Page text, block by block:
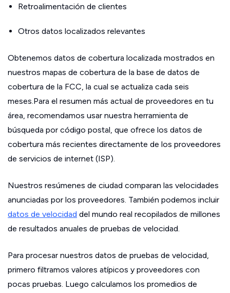
Retroalimentación de clientes
Otros datos localizados relevantes
Obtenemos datos de cobertura localizada mostrados en
nuestros mapas de cobertura de la base de datos de
cobertura de la FCC, la cual se actualiza cada seis
meses.Para el resumen más actual de proveedores en tu
área, recomendamos usar nuestra herramienta de
búsqueda por código postal, que ofrece los datos de
cobertura más recientes directamente de los proveedores
de servicios de internet (ISP).
Nuestros resúmenes de ciudad comparan las velocidades
anunciadas por los proveedores. También podemos incluir
datos de velocidad del mundo real recopilados de millones
de resultados anuales de pruebas de velocidad.
Para procesar nuestros datos de pruebas de velocidad,
primero filtramos valores atípicos y proveedores con
pocas pruebas. Luego calculamos los promedios de